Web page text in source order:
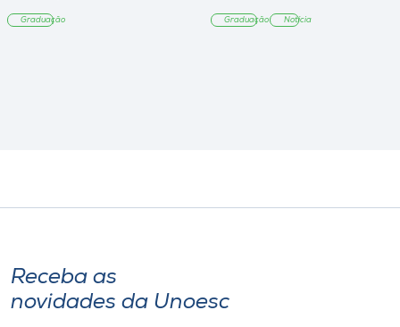
Graduação Graduação Notícia
Receba as
novidades da Unoesc